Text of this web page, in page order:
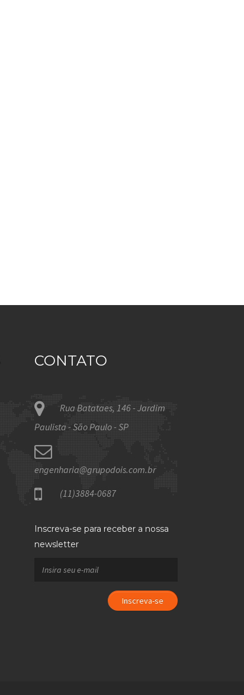
CONTATO
Rua Batataes, 146 - Jardim
Paulista - São Paulo - SP
engenharia@grupodois.com.br
(11)3884-0687
Inscreva-se para receber a nossa
newsletter